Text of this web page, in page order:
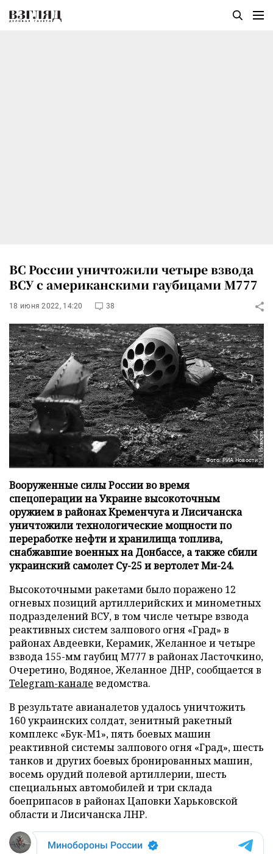
ВС России уничтожили четыре взвода
ВСУ с американскими гаубицами М777
18 июня 2022, 14:20 38
Фото: РИА Новости
Вооруженные силы России во время
спецоперации на Украине высокоточным
оружием в районах Кременчуга и Лисичанска
уничтожили технологические мощности по
переработке нефти и хранилища топлива,
снабжавшие военных на Донбассе, а также сбили
украинский самолет Су-25 и вертолет Ми-24.
Высокоточными ракетами было поражено 12
огневых позиций артиллерийских и минометных
подразделений ВСУ, в том числе четыре взвода
реактивных систем залпового огня «Град» в
районах Авдеевки, Керамик, Желанное и четыре
взвода 155-мм гаубиц М777 в районах Ласточкино,
Очеретино, Водяное, Желанное ДНР, сообщается в
Telegram-канале ведомства.
В результате авианалетов удалось уничтожить
160 украинских солдат, зенитный ракетный
комплекс «Бук-М1», пять боевых машин
реактивной системы залпового огня «Град», шесть
танков и других боевых бронированных машин,
восемь орудий полевой артиллерии, шесть
специальных автомобилей и три склада
боеприпасов в районах Цаповки Харьковской
области и Лисичанска ЛНР.